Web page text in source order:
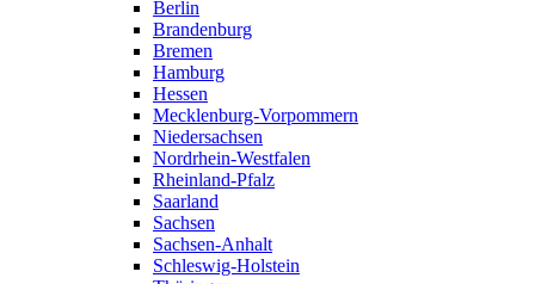
Berlin
Brandenburg
Bremen
Hamburg
Hessen
Mecklenburg-Vorpommern
Niedersachsen
Nordrhein-Westfalen
Rheinland-Pfalz
Saarland
Sachsen
Sachsen-Anhalt
Schleswig-Holstein